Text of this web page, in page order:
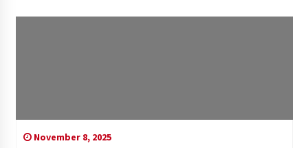
November 8, 2025